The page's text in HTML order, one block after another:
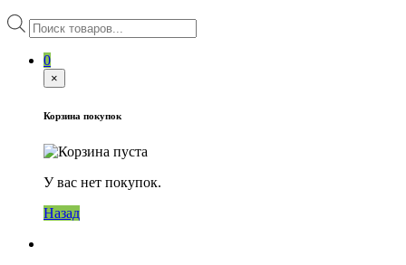
Поиск
товаров
0
×
Корзина покупок
У вас нет покупок.
Назад